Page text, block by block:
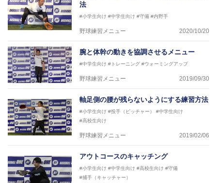
法
#小学生向け #中学生向け #守備 #内野手
野球練習メニュー 2020/10/20
腕と体幹の動きを協調させるメニュー
#中学生向け #トレーニング #ウォーミングアップ
野球練習メニュー 2019/09/30
軸足側の腰が残らないようにする練習方法
#小学生向け #投手（ピッチャー）
#中学生向け
#高校生向け
野球練習メニュー 2019/02/06
アウトコースのキャッチング
#小学生向け #中学生向け #高校生向け #守備
#捕手（キャッチャー）